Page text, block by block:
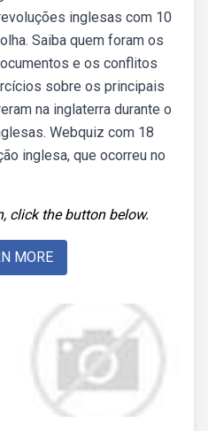
inglesas com 10
Saiba quem foram os
e os conflitos
sobre os principais
na inglaterra durante o
Webquiz com 18
inglesa, que ocorreu no
click the button below.
MORE